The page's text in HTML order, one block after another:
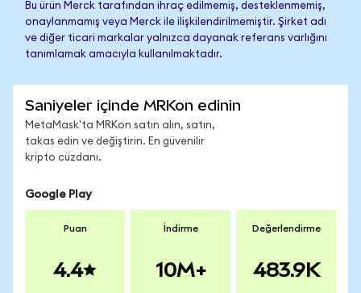
Bu ürün Merck tarafından ihraç edilmemiş, desteklenmemiş,
onaylanmamış veya Merck ile ilişkilendirilmemiştir. Şirket adı
ve diğer ticari markalar yalnızca dayanak referans varlığını
tanımlamak amacıyla kullanılmaktadır.
Saniyeler içinde MRKon edinin
MetaMask'ta MRKon satın alın, satın,
takas edin ve değiştirin. En güvenilir
kripto cüzdanı.
Google Play
Puan
4.4
İndirme
10M+
Değerlendirme
483.9K